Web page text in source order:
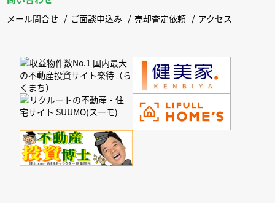
メール問合せ ご面談申込み 売却査定依頼 アクセス